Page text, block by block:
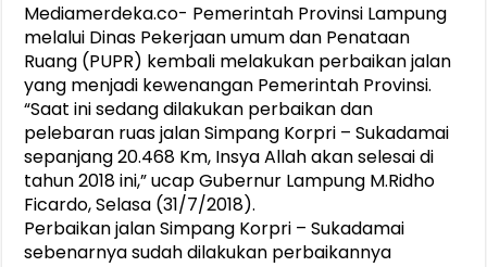
Purnama Wulan Sari Mirza Buka SiSeSa Roadshow Lampung
Mediamerdeka.co- Pemerintah Provinsi Lampung
melalui Dinas Pekerjaan umum dan Penataan
Ruang (PUPR) kembali melakukan perbaikan jalan
yang menjadi kewenangan Pemerintah Provinsi.
“Saat ini sedang dilakukan perbaikan dan
pelebaran ruas jalan Simpang Korpri – Sukadamai
sepanjang 20.468 Km, Insya Allah akan selesai di
tahun 2018 ini,” ucap Gubernur Lampung M.Ridho
Ficardo, Selasa (31/7/2018).
Perbaikan jalan Simpang Korpri – Sukadamai
sebenarnya sudah dilakukan perbaikannya